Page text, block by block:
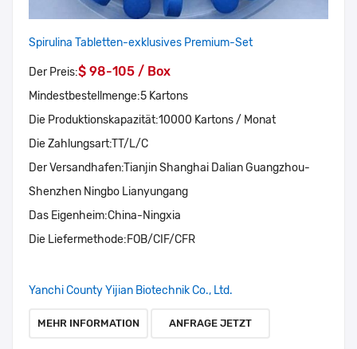
Spirulina Tabletten-exklusives Premium-Set
Der Preis:$ 98-105 / Box
Mindestbestellmenge:5 Kartons
Die Produktionskapazität:10000 Kartons / Monat
Die Zahlungsart:TT/L/C
Der Versandhafen:Tianjin Shanghai Dalian Guangzhou-
Shenzhen Ningbo Lianyungang
Das Eigenheim:China-Ningxia
Die Liefermethode:FOB/CIF/CFR
Yanchi County Yijian Biotechnik Co., Ltd.
MEHR INFORMATION ANFRAGE JETZT